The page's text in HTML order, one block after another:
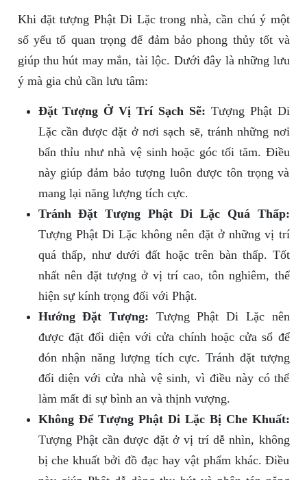
Khi đặt tượng Phật Di Lặc trong nhà, cần chú ý một
số yếu tố quan trọng để đảm bảo phong thủy tốt và
giúp thu hút may mắn, tài lộc. Dưới đây là những lưu
ý mà gia chủ cần lưu tâm:
Đặt Tượng Ở Vị Trí Sạch Sẽ: Tượng Phật Di
Lặc cần được đặt ở nơi sạch sẽ, tránh những nơi
bẩn thỉu như nhà vệ sinh hoặc góc tối tăm. Điều
này giúp đảm bảo tượng luôn được tôn trọng và
mang lại năng lượng tích cực.
Tránh Đặt Tượng Phật Di Lặc Quá Thấp:
Tượng Phật Di Lặc không nên đặt ở những vị trí
quá thấp, như dưới đất hoặc trên bàn thấp. Tốt
nhất nên đặt tượng ở vị trí cao, tôn nghiêm, thể
hiện sự kính trọng đối với Phật.
Hướng Đặt Tượng: Tượng Phật Di Lặc nên
được đặt đối diện với cửa chính hoặc cửa sổ để
đón nhận năng lượng tích cực. Tránh đặt tượng
đối diện với cửa nhà vệ sinh, vì điều này có thể
làm mất đi sự bình an và thịnh vượng.
Không Để Tượng Phật Di Lặc Bị Che Khuất:
Tượng Phật cần được đặt ở vị trí dễ nhìn, không
bị che khuất bởi đồ đạc hay vật phẩm khác. Điều